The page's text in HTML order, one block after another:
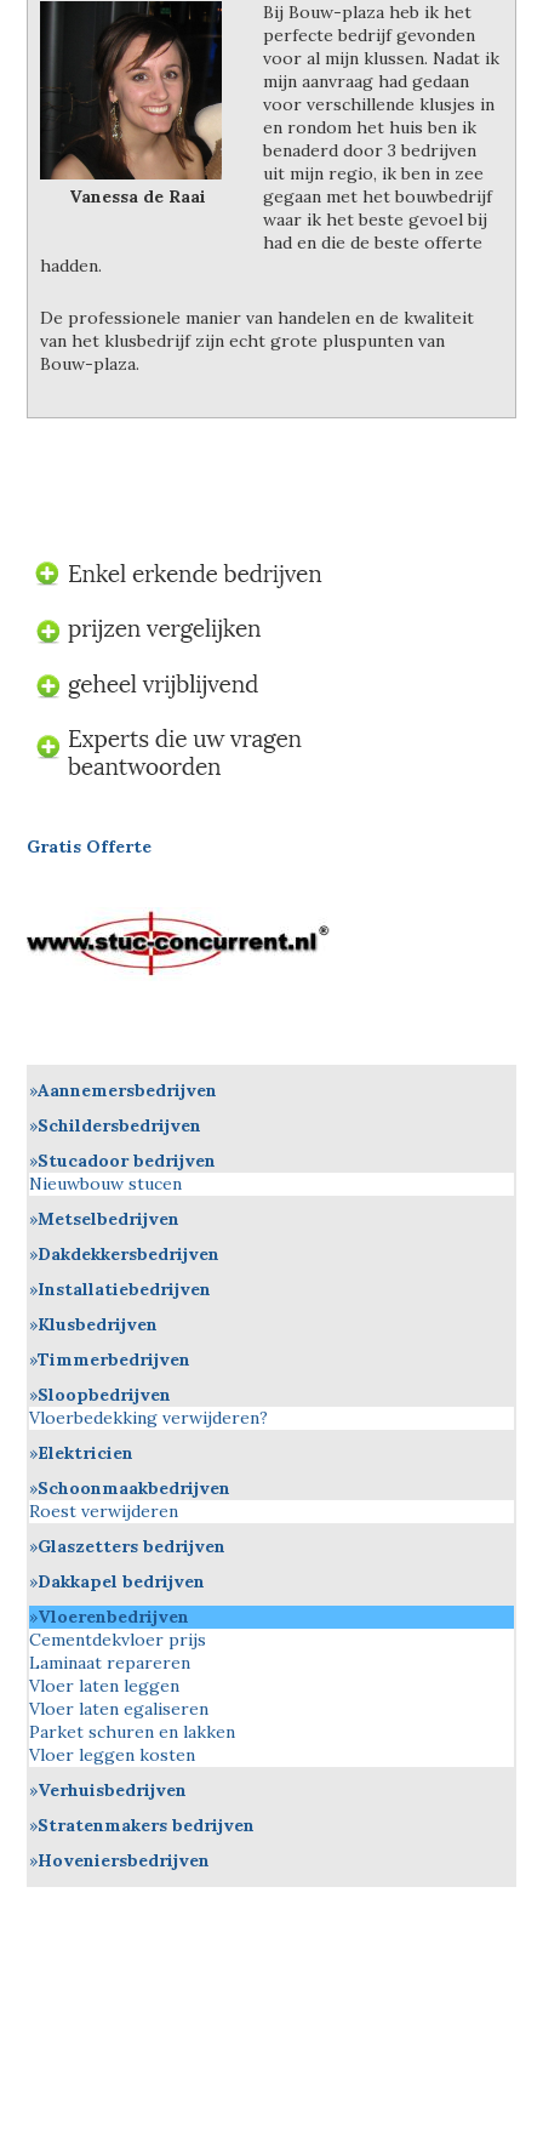
Vanessa de Raai
Bij Bouw-plaza heb ik het
perfecte bedrijf gevonden
voor al mijn klussen. Nadat ik
mijn aanvraag had gedaan
voor verschillende klusjes in
en rondom het huis ben ik
benaderd door 3 bedrijven
uit mijn regio, ik ben in zee
gegaan met het bouwbedrijf
waar ik het beste gevoel bij
had en die de beste offerte
hadden.
De professionele manier van handelen en de kwaliteit
van het klusbedrijf zijn echt grote pluspunten van
Bouw-plaza.
Gratis Offerte
Aannemersbedrijven
Schildersbedrijven
Stucadoor bedrijven
Nieuwbouw stucen
Metselbedrijven
Dakdekkersbedrijven
Installatiebedrijven
Klusbedrijven
Timmerbedrijven
Sloopbedrijven
Vloerbedekking verwijderen?
Elektricien
Schoonmaakbedrijven
Roest verwijderen
Glaszetters bedrijven
Dakkapel bedrijven
Vloerenbedrijven
Cementdekvloer prijs
Laminaat repareren
Vloer laten leggen
Vloer laten egaliseren
Parket schuren en lakken
Vloer leggen kosten
Verhuisbedrijven
Stratenmakers bedrijven
Hoveniersbedrijven